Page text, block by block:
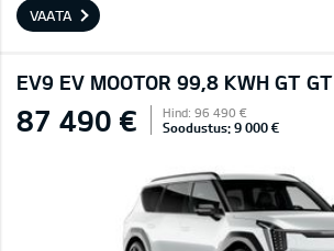
VAATA
EV9 EV MOOTOR 99,8 KWH GT GT
87 490 € Hind: 96 490 €
Soodustus: 9 000 €